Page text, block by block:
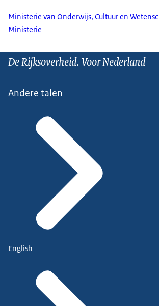
Ministerie van Onderwijs, Cultuur en
Ministerie
De Rijksoverheid. Voor Nederland
Andere talen
English